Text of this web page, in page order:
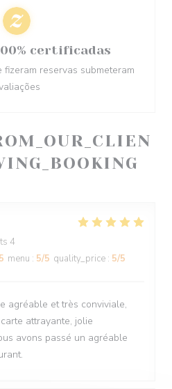
4
menu : 5/5 quality_price : 5/5
agréable et très conviviale,
attrayante, jolie
avons passé un agréable
certificadas
reservas submeteram